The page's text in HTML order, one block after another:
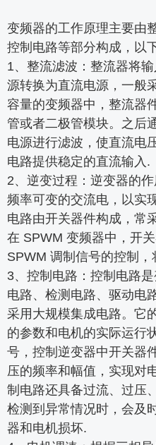
变频器的工作原理主要由
控制电路等部分构成，以
1、整流滤波：整流器将
源转换为直流电源，一般
容量的变频器中，整流器
管或者二极管模块。之后
电源进行滤波，使直流电
电路提供稳定的直流输入.
2、逆变过程：逆变器的
频率可变的交流电，以实
电路由开关器件构成，常
在 SPWM 变频器中，开
SPWM 调制信号的控制
3、控制电路：控制电路
电路、检测电路、驱动电
采用大规模集成电路。它
的参数和电机的实际运行
号，控制逆变器中开关器
压的频率和幅值，实现对
制电路还具备过流、过压
检测到异常情况时，会及
器和电机损坏.